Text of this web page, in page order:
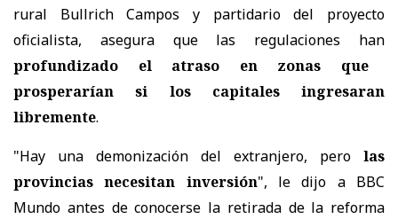
rural Bullrich Campos y partidario del proyecto
oficialista, asegura que las regulaciones han
profundizado el atraso en zonas que
prosperarían si los capitales ingresaran
libremente.
"Hay una demonización del extranjero, pero las
provincias necesitan inversión", le dijo a BBC
Mundo antes de conocerse la retirada de la reforma